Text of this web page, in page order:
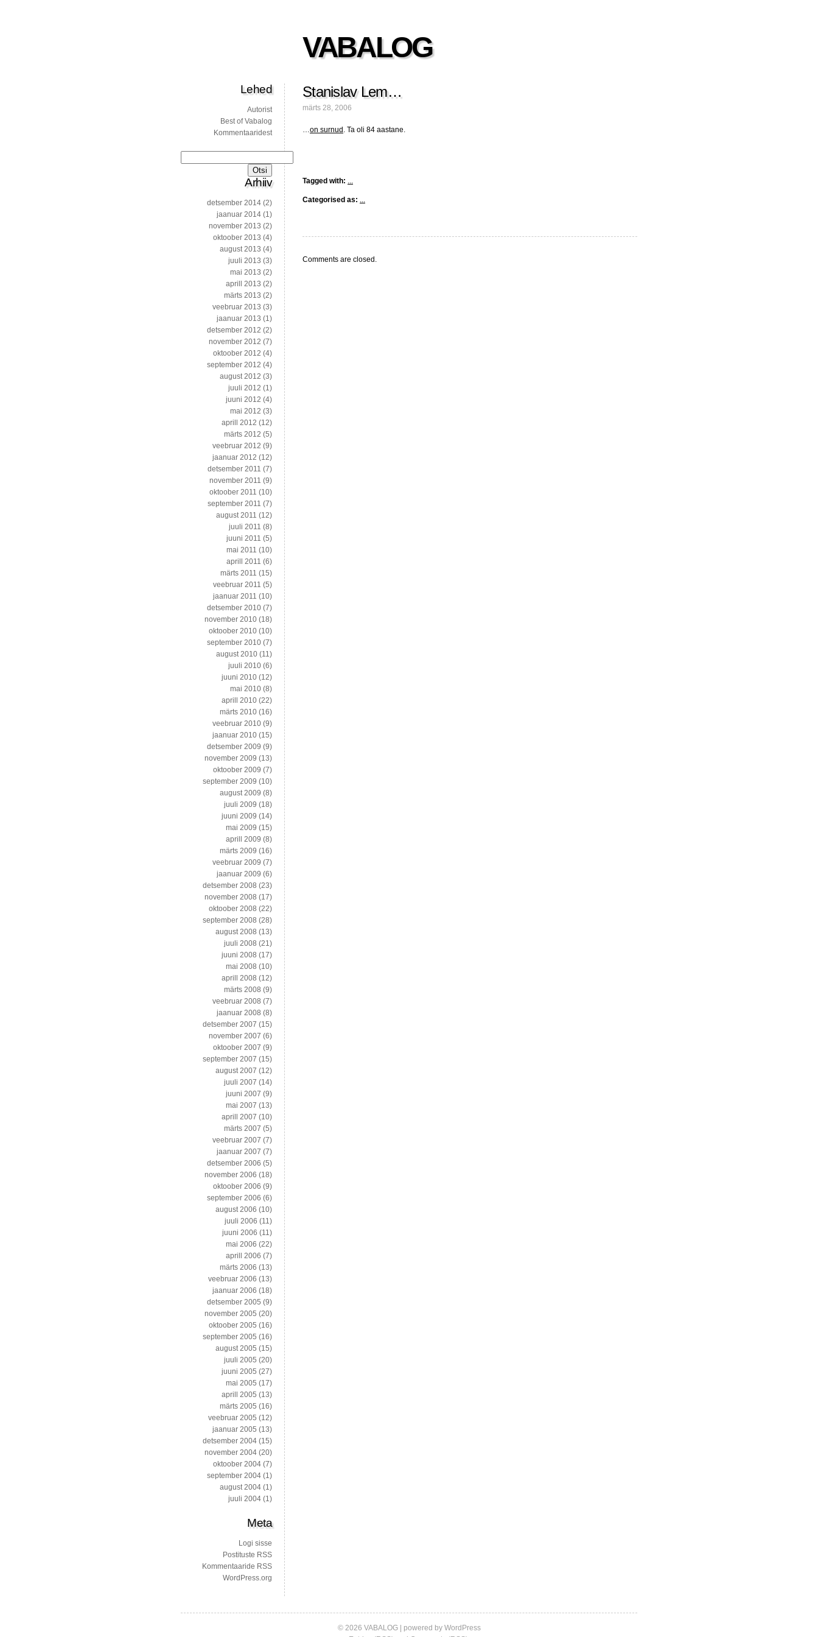
VABALOG
Stanislav Lem…
märts 28, 2006
…on surnud . Ta oli 84 aastane.
Tagged with: ...
Categorised as: ...
Comments are closed.
Lehed
Autorist
Best of Vabalog
Kommentaaridest
Arhiiv
detsember 2014 (2)
jaanuar 2014 (1)
november 2013 (2)
oktoober 2013 (4)
august 2013 (4)
juuli 2013 (3)
mai 2013 (2)
aprill 2013 (2)
märts 2013 (2)
veebruar 2013 (3)
jaanuar 2013 (1)
detsember 2012 (2)
november 2012 (7)
oktoober 2012 (4)
september 2012 (4)
august 2012 (3)
juuli 2012 (1)
juuni 2012 (4)
mai 2012 (3)
aprill 2012 (12)
märts 2012 (5)
veebruar 2012 (9)
jaanuar 2012 (12)
detsember 2011 (7)
november 2011 (9)
oktoober 2011 (10)
september 2011 (7)
august 2011 (12)
juuli 2011 (8)
juuni 2011 (5)
mai 2011 (10)
aprill 2011 (6)
märts 2011 (15)
veebruar 2011 (5)
jaanuar 2011 (10)
detsember 2010 (7)
november 2010 (18)
oktoober 2010 (10)
september 2010 (7)
august 2010 (11)
juuli 2010 (6)
juuni 2010 (12)
mai 2010 (8)
aprill 2010 (22)
märts 2010 (16)
veebruar 2010 (9)
jaanuar 2010 (15)
detsember 2009 (9)
november 2009 (13)
oktoober 2009 (7)
september 2009 (10)
august 2009 (8)
juuli 2009 (18)
juuni 2009 (14)
mai 2009 (15)
aprill 2009 (8)
märts 2009 (16)
veebruar 2009 (7)
jaanuar 2009 (6)
detsember 2008 (23)
november 2008 (17)
oktoober 2008 (22)
september 2008 (28)
august 2008 (13)
juuli 2008 (21)
juuni 2008 (17)
mai 2008 (10)
aprill 2008 (12)
märts 2008 (9)
veebruar 2008 (7)
jaanuar 2008 (8)
detsember 2007 (15)
november 2007 (6)
oktoober 2007 (9)
september 2007 (15)
august 2007 (12)
juuli 2007 (14)
juuni 2007 (9)
mai 2007 (13)
aprill 2007 (10)
märts 2007 (5)
veebruar 2007 (7)
jaanuar 2007 (7)
detsember 2006 (5)
november 2006 (18)
oktoober 2006 (9)
september 2006 (6)
august 2006 (10)
juuli 2006 (11)
juuni 2006 (11)
mai 2006 (22)
aprill 2006 (7)
märts 2006 (13)
veebruar 2006 (13)
jaanuar 2006 (18)
detsember 2005 (9)
november 2005 (20)
oktoober 2005 (16)
september 2005 (16)
august 2005 (15)
juuli 2005 (20)
juuni 2005 (27)
mai 2005 (17)
aprill 2005 (13)
märts 2005 (16)
veebruar 2005 (12)
jaanuar 2005 (13)
detsember 2004 (15)
november 2004 (20)
oktoober 2004 (7)
september 2004 (1)
august 2004 (1)
juuli 2004 (1)
Meta
Logi sisse
Postituste RSS
Kommentaaride RSS
WordPress.org
© 2026 VABALOG | powered by WordPress